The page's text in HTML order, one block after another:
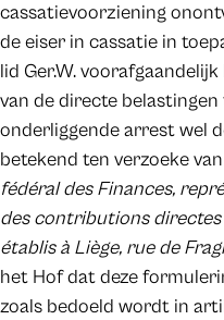
cassatievoorziening
de eiser in cassatie in
lid Ger.W.
van de directe
onderliggende arrest wel
betekend ten verzoeke van
fédéral des Finances,
des contributions
établis à Liège, rue de
het Hof dat deze
zoals bedoeld wordt in